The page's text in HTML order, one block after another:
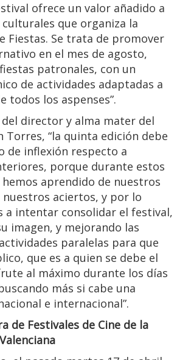
ofrece un valor añadido a
culturales que organiza la
Fiestas. Se trata de promover
en el mes de agosto,
patronales, con un
de actividades adaptadas a
todos los aspenses”.
del director y alma mater del
Torres, “la quinta edición debe
de inflexión respecto a
porque durante estos
aprendido de nuestros
nuestros aciertos, y por lo
a intentar consolidar el festival,
imagen, y mejorando las
paralelas para que
que es a quien se debe el
al máximo durante los días
más si cabe una
e internacional”.
de Festivales de Cine de la